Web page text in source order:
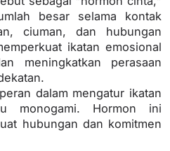
besar selama kontak
ciuman, dan hubungan
ikatan emosional
meningkatkan perasaan
dalam mengatur ikatan
monogami. Hormon ini
hubungan dan komitmen